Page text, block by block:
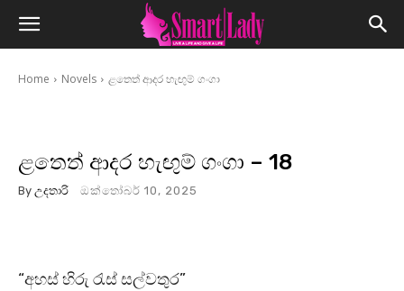
Home Novels ළතෙත් ආදර හැඟුම් ගංගා
ළතෙත් ආදර හැඟුම් ගංගා – 18
By උදතාරි ඔක්තෝබර් 10, 2025
“අහස් හිරු රැස් සල්වතුර”